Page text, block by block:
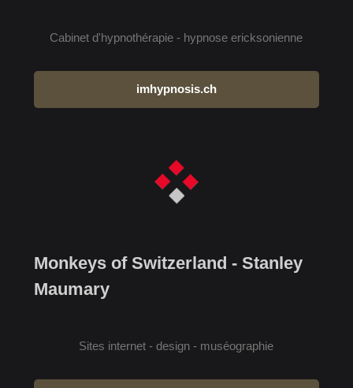
Cabinet d'hypnothérapie - hypnose ericksonienne
imhypnosis.ch
Monkeys of Switzerland - Stanley
Maumary
Sites internet - design - muséographie